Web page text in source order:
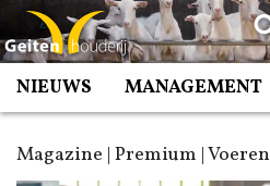
Spring
naar
inhoud
NIEUWS MANAGEMENT
Magazine | Premium | Voeren